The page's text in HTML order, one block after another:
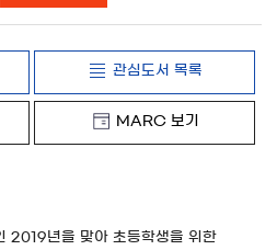
관심도서 목록
MARC 보기
2019년을 맞아 초등학생을 위한